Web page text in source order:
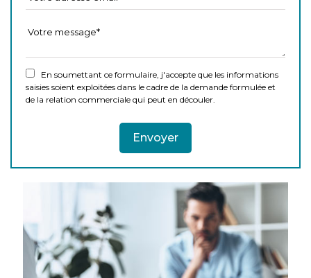
En soumettant ce formulaire, j'accepte que les informations
saisies soient exploitées dans le cadre de la demande formulée et
de la relation commerciale qui peut en découler.